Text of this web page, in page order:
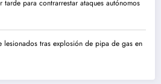
tarde para contrarrestar ataques autónomos
lesionados tras explosión de pipa de gas en